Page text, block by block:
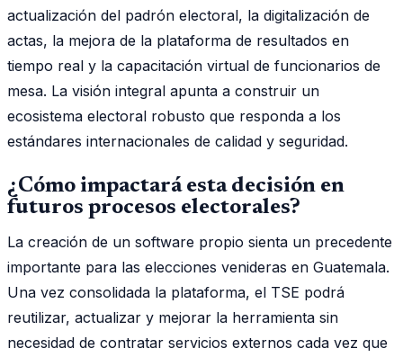
actualización del padrón electoral, la digitalización de
actas, la mejora de la plataforma de resultados en
tiempo real y la capacitación virtual de funcionarios de
mesa. La visión integral apunta a construir un
ecosistema electoral robusto que responda a los
estándares internacionales de calidad y seguridad.
¿Cómo impactará esta decisión en
futuros procesos electorales?
La creación de un software propio sienta un precedente
importante para las elecciones venideras en Guatemala.
Una vez consolidada la plataforma, el TSE podrá
reutilizar, actualizar y mejorar la herramienta sin
necesidad de contratar servicios externos cada vez que